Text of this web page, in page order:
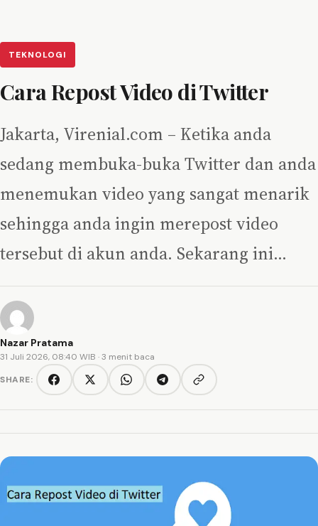
TEKNOLOGI
Cara Repost Video di Twitter
Jakarta, Virenial.com – Ketika anda
sedang membuka-buka Twitter dan anda
menemukan video yang sangat menarik
sehingga anda ingin merepost video
tersebut di akun anda. Sekarang ini…
Nazar Pratama
31 Juli 2026, 08:40 WIB · 3 menit baca
SHARE:
FacebookTwitter/XWhatsAppTelegramCopy link